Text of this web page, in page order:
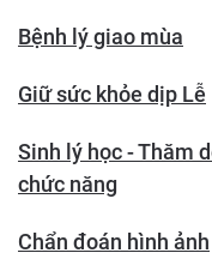
Bệnh lý giao mùa
Giữ sức khỏe dịp Lễ
Sinh lý học - Thăm
chức năng
Chẩn đoán hình ảnh